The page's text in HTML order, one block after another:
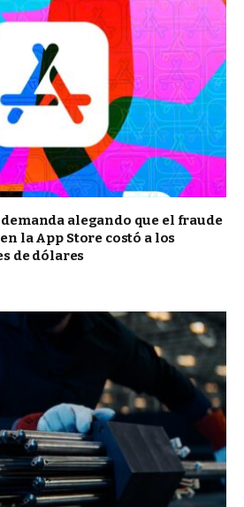
alegando que el fraude
la App Store costó a los
de dólares